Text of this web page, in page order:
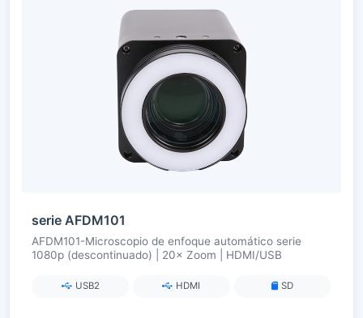
serie AFDM101
AFDM101-Microscopio de enfoque automático serie
1080p (descontinuado) | 20× Zoom | HDMI/USB
USB2 HDMI SD